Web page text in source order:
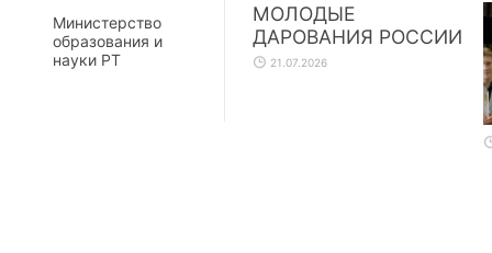
МОЛОДЫЕ
ДАРОВАНИЯ РОССИИ
21.07.2026
Министерство
образования и
науки РТ